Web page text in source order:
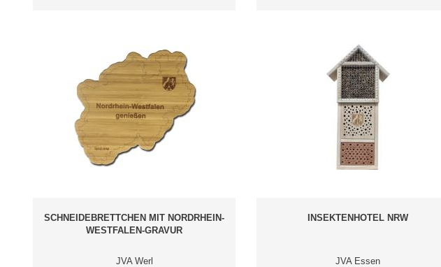
SCHNEIDEBRETTCHEN MIT NORDRHEIN-
WESTFALEN-GRAVUR
JVA Werl
INSEKTENHOTEL NRW
JVA Essen